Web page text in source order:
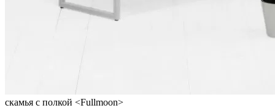
скамья с полкой <Fullmoon>